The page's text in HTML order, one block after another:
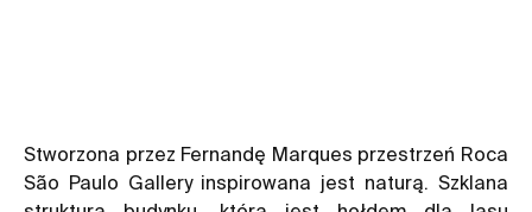
Stworzona przez Fernandę Marques przestrzeń Roca
São Paulo Gallery inspirowana jest naturą. Szklana